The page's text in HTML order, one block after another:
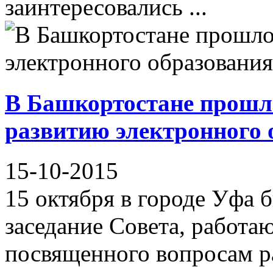
заинтересовались ...
В Башкортостане
развитию электронного
15-10-2015
15 октября в городе Уфа
заседание Совета,
посвященного вопросам